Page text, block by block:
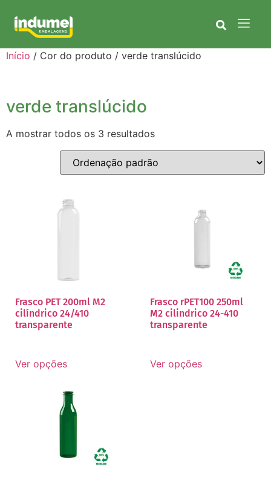
Início / Cor do produto / verde translúcido
verde translúcido
A mostrar todos os 3 resultados
Frasco PET 200ml M2
cilíndrico 24/410
transparente
Ver opções
Frasco rPET100 250ml
M2 cilindrico 24-410
transparente
Ver opções